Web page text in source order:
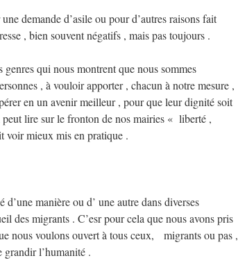
demande d’asile ou pour d’autres raisons fait
, bien souvent négatifs , mais pas toujours .
qui nous montrent que nous sommes
, à vouloir apporter , chacun à notre mesure ,
en un avenir meilleur , pour que leur dignité soit
peut lire sur le fronton de nos mairies « liberté ,
voir mieux mis en pratique .
manière ou d’ une autre dans diverses
des migrants . C’esr pour cela que nous avons pris
nous voulons ouvert à tous ceux, migrants ou pas ,
l’humanité .